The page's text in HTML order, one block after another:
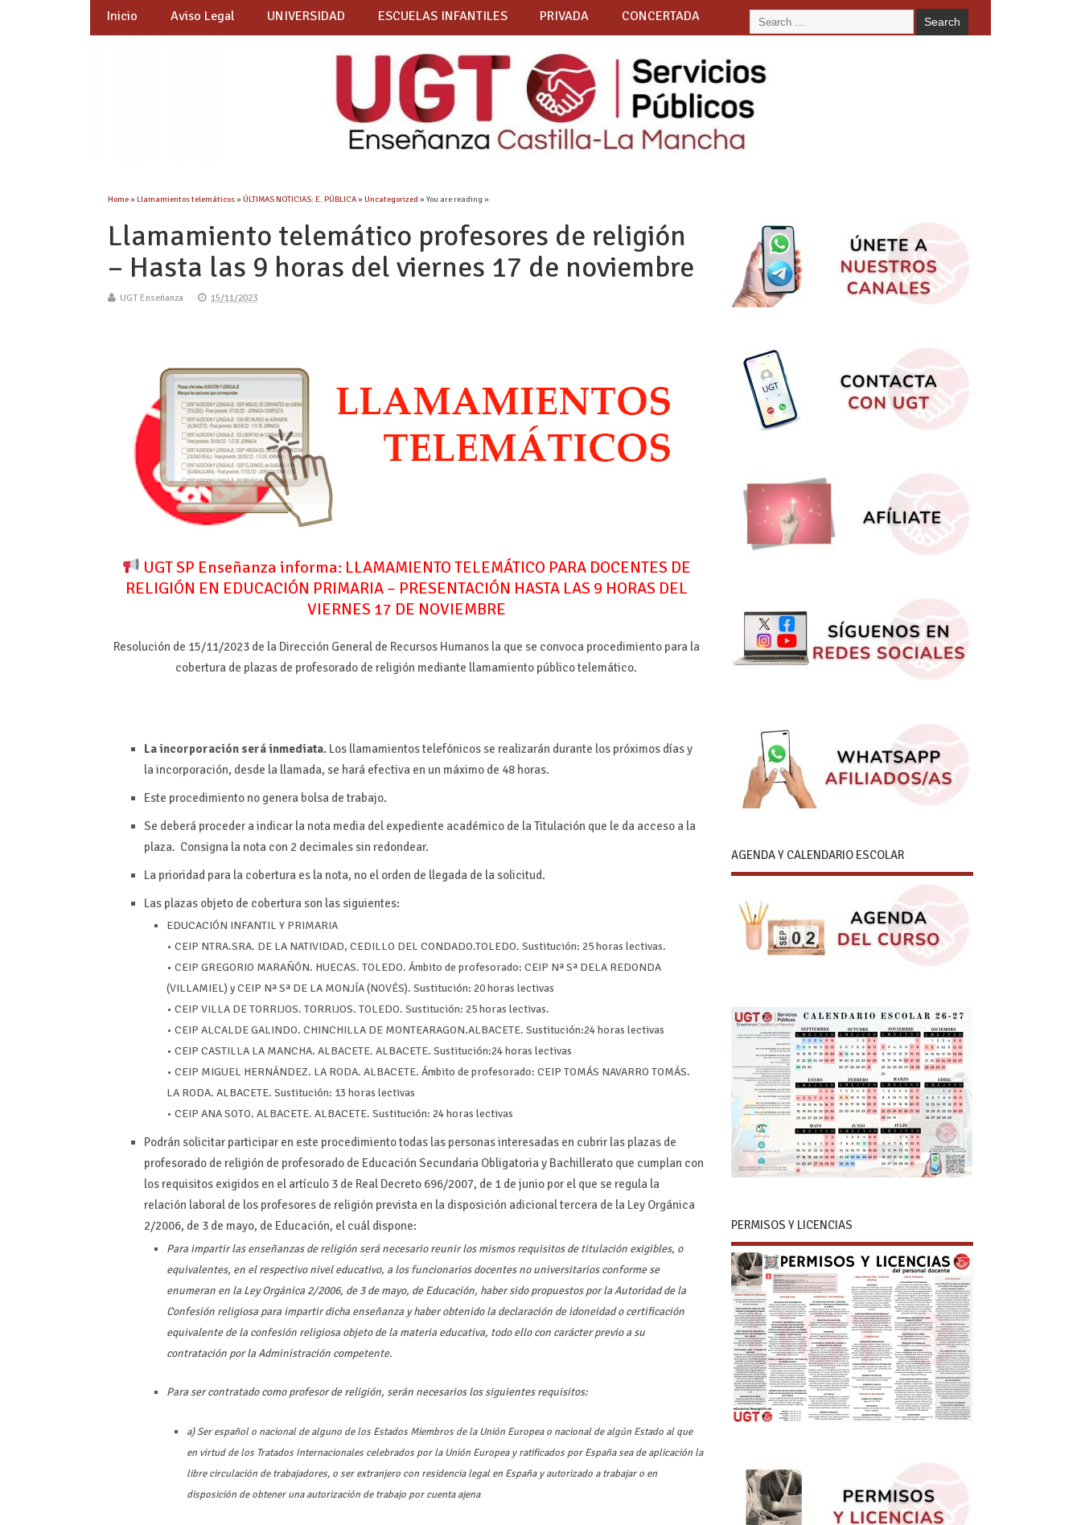
Inicio Aviso Legal UNIVERSIDAD ESCUELAS INFANTILES PRIVADA CONCERTADA
Home»Llamamientos telemáticos»ÚLTIMAS NOTICIAS: E. PÚBLICA»Uncategorized » You are reading »
Llamamiento telemático profesores de religión
– Hasta las 9 horas del viernes 17 de noviembre
UGT Enseñanza 15/11/2023
UGT SP Enseñanza informa: LLAMAMIENTO TELEMÁTICO PARA DOCENTES DE
RELIGIÓN EN EDUCACIÓN PRIMARIA – PRESENTACIÓN HASTA LAS 9 HORAS DEL
VIERNES 17 DE NOVIEMBRE
Resolución de 15/11/2023 de la Dirección General de Recursos Humanos la que se convoca procedimiento para la
cobertura de plazas de profesorado de religión mediante llamamiento público telemático.
La incorporación será inmediata. Los llamamientos telefónicos se realizarán durante los próximos días y
la incorporación, desde la llamada, se hará efectiva en un máximo de 48 horas.
Este procedimiento no genera bolsa de trabajo.
Se deberá proceder a indicar la nota media del expediente académico de la Titulación que le da acceso a la
plaza. Consigna la nota con 2 decimales sin redondear.
La prioridad para la cobertura es la nota, no el orden de llegada de la solicitud.
Las plazas objeto de cobertura son las siguientes:
EDUCACIÓN INFANTIL Y PRIMARIA
• CEIP NTRA.SRA. DE LA NATIVIDAD, CEDILLO DEL CONDADO.TOLEDO. Sustitución: 25 horas lectivas.
• CEIP GREGORIO MARAÑÓN. HUECAS. TOLEDO. Ámbito de profesorado: CEIP Nª Sª DELA REDONDA
(VILLAMIEL) y CEIP Nª Sª DE LA MONJÍA (NOVÉS). Sustitución: 20 horas lectivas
• CEIP VILLA DE TORRIJOS. TORRIJOS. TOLEDO. Sustitución: 25 horas lectivas.
• CEIP ALCALDE GALINDO. CHINCHILLA DE MONTEARAGON.ALBACETE. Sustitución:24 horas lectivas
• CEIP CASTILLA LA MANCHA. ALBACETE. ALBACETE. Sustitución:24 horas lectivas
• CEIP MIGUEL HERNÁNDEZ. LA RODA. ALBACETE. Ámbito de profesorado: CEIP TOMÁS NAVARRO TOMÁS.
LA RODA. ALBACETE. Sustitución: 13 horas lectivas
• CEIP ANA SOTO. ALBACETE. ALBACETE. Sustitución: 24 horas lectivas
Podrán solicitar participar en este procedimiento todas las personas interesadas en cubrir las plazas de
profesorado de religión de profesorado de Educación Secundaria Obligatoria y Bachillerato que cumplan con
los requisitos exigidos en el artículo 3 de Real Decreto 696/2007, de 1 de junio por el que se regula la
relación laboral de los profesores de religión prevista en la disposición adicional tercera de la Ley Orgánica
2/2006, de 3 de mayo, de Educación, el cuál dispone:
Para impartir las enseñanzas de religión será necesario reunir los mismos requisitos de titulación exigibles, o
equivalentes, en el respectivo nivel educativo, a los funcionarios docentes no universitarios conforme se
enumeran en la Ley Orgánica 2/2006, de 3 de mayo, de Educación, haber sido propuestos por la Autoridad de la
Confesión religiosa para impartir dicha enseñanza y haber obtenido la declaración de idoneidad o certificación
equivalente de la confesión religiosa objeto de la materia educativa, todo ello con carácter previo a su
contratación por la Administración competente.
Para ser contratado como profesor de religión, serán necesarios los siguientes requisitos:
a) Ser español o nacional de alguno de los Estados Miembros de la Unión Europea o nacional de algún Estado al que
en virtud de los Tratados Internacionales celebrados por la Unión Europea y ratificados por España sea de aplicación la
libre circulación de trabajadores, o ser extranjero con residencia legal en España y autorizado a trabajar o en
disposición de obtener una autorización de trabajo por cuenta ajena
AGENDA Y CALENDARIO ESCOLAR
PERMISOS Y LICENCIAS